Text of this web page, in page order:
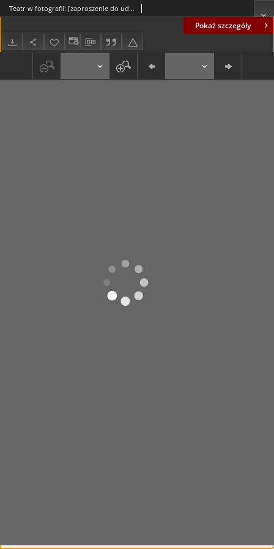
Pokaż szczegóły
Teatr w fotografii: [zaproszenie do udziału w konkursie fotograficznym]